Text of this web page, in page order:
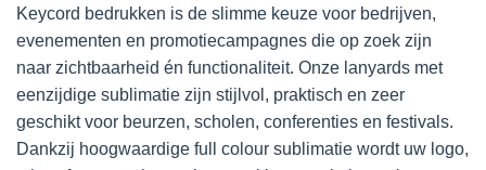
gekozen
worden
de
productpagina
gekozen
worden
de
Keycord bedrukken is de slimme keuze voor bedrijven,
evenementen en promotiecampagnes die op zoek zijn
naar zichtbaarheid én functionaliteit. Onze lanyards met
eenzijdige sublimatie zijn stijlvol, praktisch en zeer
geschikt voor beurzen, scholen, conferenties en festivals.
Dankzij hoogwaardige full colour sublimatie wordt uw logo,